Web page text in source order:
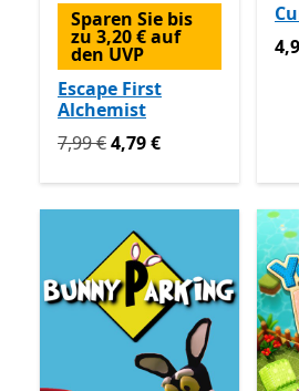
Sparen Sie bis
zu 3,20 € auf
den UVP
Escape First
Alchemist
Ursprünglich 7,99 € jetzt 4,79
7,99 €4,79 €